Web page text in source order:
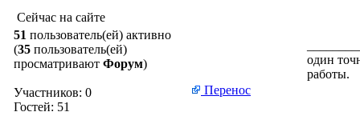
Сейчас на сайте
51 пользователь(ей) активно
(35 пользователь(ей)
просматривают Форум)
Участников: 0
Гостей: 51
один
работы.
Перенос